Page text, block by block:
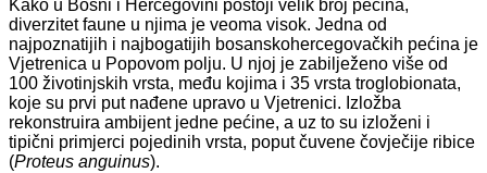
Kako u Bosni i Hercegovini postoji velik broj pećina,
diverzitet faune u njima je veoma visok. Jedna od
najpoznatijih i najbogatijih bosanskohercegovačkih pećina je
Vjetrenica u Popovom polju. U njoj je zabilježeno više od
100 životinjskih vrsta, među kojima i 35 vrsta troglobionata,
koje su prvi put nađene upravo u Vjetrenici. Izložba
rekonstruira ambijent jedne pećine, a uz to su izloženi i
tipični primjerci pojedinih vrsta, poput čuvene čovječije ribice
(Proteus anguinus).